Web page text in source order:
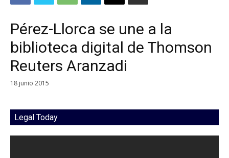
Pérez-Llorca se une a la
biblioteca digital de Thomson
Reuters Aranzadi
18 junio 2015
Legal Today